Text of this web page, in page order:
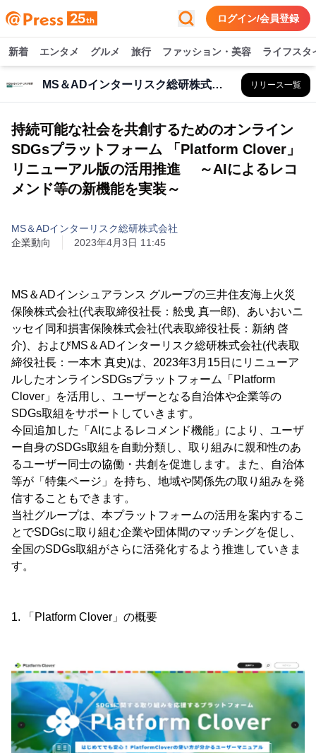
ログイン/会員登録
新着 エンタメ グルメ 旅行 ファッション・美容 ライフスタ
MS＆ADインターリスク総研株式会社 リリース一覧
持続可能な社会を共創するためのオンライン
SDGsプラットフォーム 「Platform Clover」
リニューアル版の活用推進 ～AIによるレコ
メンド等の新機能を実装～
MS＆ADインターリスク総研株式会社
企業動向
2023年4月3日 11:45
MS＆ADインシュアランス グループの三井住友海上火災
保険株式会社(代表取締役社長：舩曵 真一郎)、あいおいニ
ッセイ同和損害保険株式会社(代表取締役社長：新納 啓
介)、およびMS＆ADインターリスク総研株式会社(代表取
締役社長：一本木 真史)は、2023年3月15日にリニューア
ルしたオンラインSDGsプラットフォーム「Platform
Clover」を活用し、ユーザーとなる自治体や企業等の
SDGs取組をサポートしていきます。
今回追加した「AIによるレコメンド機能」により、ユーザ
ー自身のSDGs取組を自動分類し、取り組みに親和性のあ
るユーザー同士の協働・共創を促進します。また、自治体
等が「特集ページ」を持ち、地域や関係先の取り組みを発
信することもできます。
当社グループは、本プラットフォームの活用を案内するこ
とでSDGsに取り組む企業や団体間のマッチングを促し、
全国のSDGs取組がさらに活発化するよう推進していきま
す。
1. 「Platform Clover」の概要